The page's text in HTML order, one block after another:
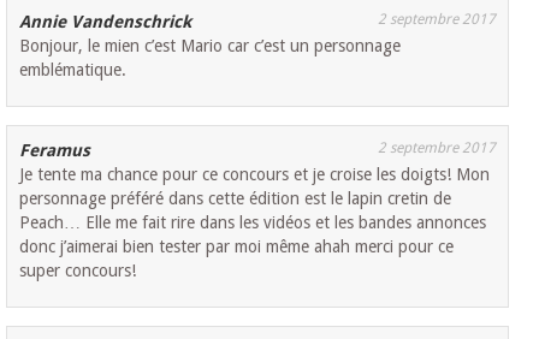
Annie Vandenschrick 2 septembre 2017
Bonjour, le mien c’est Mario car c’est un personnage
emblématique.
Feramus 2 septembre 2017
Je tente ma chance pour ce concours et je croise les doigts! Mon
personnage préféré dans cette édition est le lapin cretin de
Peach… Elle me fait rire dans les vidéos et les bandes annonces
donc j’aimerai bien tester par moi même ahah merci pour ce
super concours!